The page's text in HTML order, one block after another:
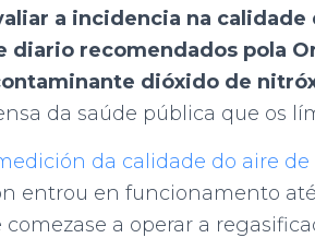
a incidencia na calidade
diario recomendados pola
dióxido de
da saúde pública que os
da calidade do aire de
entrou en funcionamento
comezase a operar a